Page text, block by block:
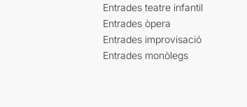
Entrades teatre infantil
Entrades òpera
Entrades improvisació
Entrades monòlegs